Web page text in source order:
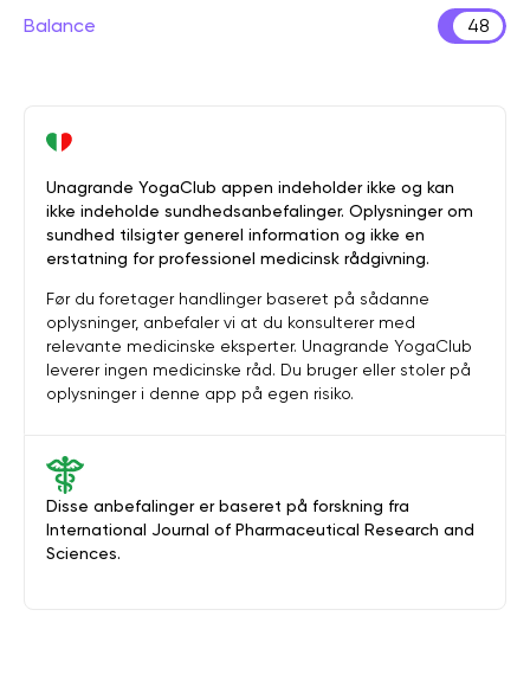
Balance 48
Disse anbefalinger er baseret på forskning fra
International Journal of Pharmaceutical Research and
Sciences.
Unagrande YogaClub appen indeholder ikke og kan
ikke indeholde sundhedsanbefalinger. Oplysninger om
sundhed tilsigter generel information og ikke en
erstatning for professionel medicinsk rådgivning.
Før du foretager handlinger baseret på sådanne
oplysninger, anbefaler vi at du konsulterer med
relevante medicinske eksperter. Unagrande YogaClub
leverer ingen medicinske råd. Du bruger eller stoler på
oplysninger i denne app på egen risiko.